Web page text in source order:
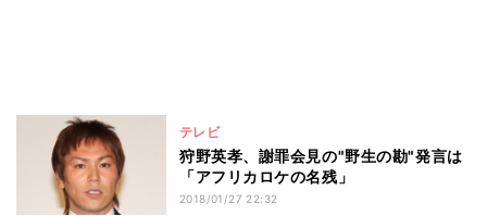
テレビ
狩野英孝、謝罪会見の"野生の勘"発言は
「アフリカロケの名残」
2018/01/27 22:32